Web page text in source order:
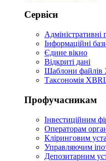
Сервіси
Адміністративні
Інформаційні
Єдине вікно
Відкриті дані
Шаблони файлів
Таксономія
Профучасникам
Інвестиційним
Операторам
Кліринговим
Управляючим
Депозитарним